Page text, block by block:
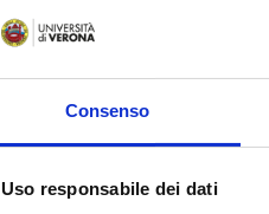
Consenso
Uso responsabile dei dati
4S000105
Coordinatore
Federico Bove
Lingua di erogazione
Italiano